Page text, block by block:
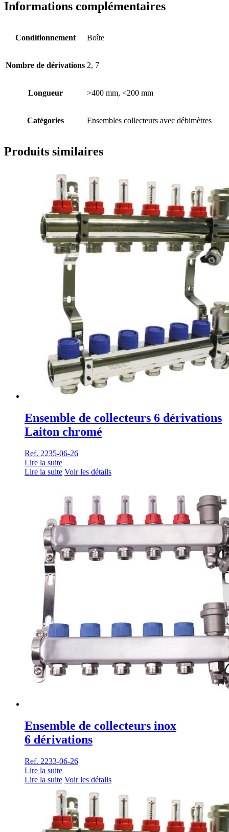
Informations complémentaires
Conditionnement Boîte
Nombre de dérivations 2, 7
Longueur >400 mm, <200 mm
Catégories Ensembles collecteurs avec débimètres
Produits similaires
Ensemble de collecteurs 6 dérivations
Laiton chromé
Ref. 2235-06-26
Lire la suite
Lire la suite Voir les détails
Ensemble de collecteurs inox
6 dérivations
Ref. 2233-06-26
Lire la suite
Lire la suite Voir les détails